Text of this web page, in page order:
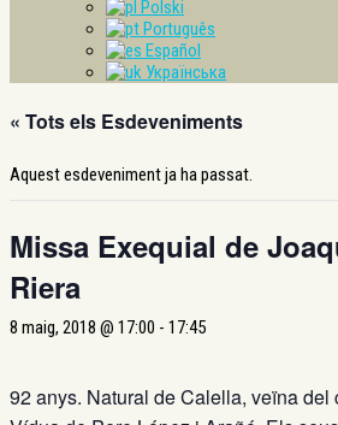
Polski
Português
Español
Українська
« Tots els Esdeveniments
Aquest esdeveniment ja ha passat.
Missa Exequial de
Riera
8 maig, 2018 @ 17:00 - 17:45
92 anys. Natural de Calella, veïna del